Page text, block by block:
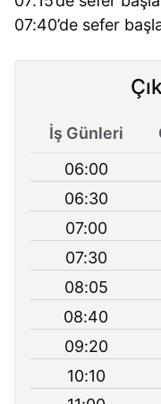
07:40’de sefer
İş Günleri
06:00
06:30
07:00
07:30
08:05
08:40
09:20
10:10